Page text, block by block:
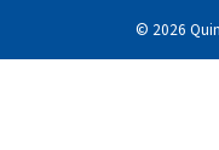
© 2026